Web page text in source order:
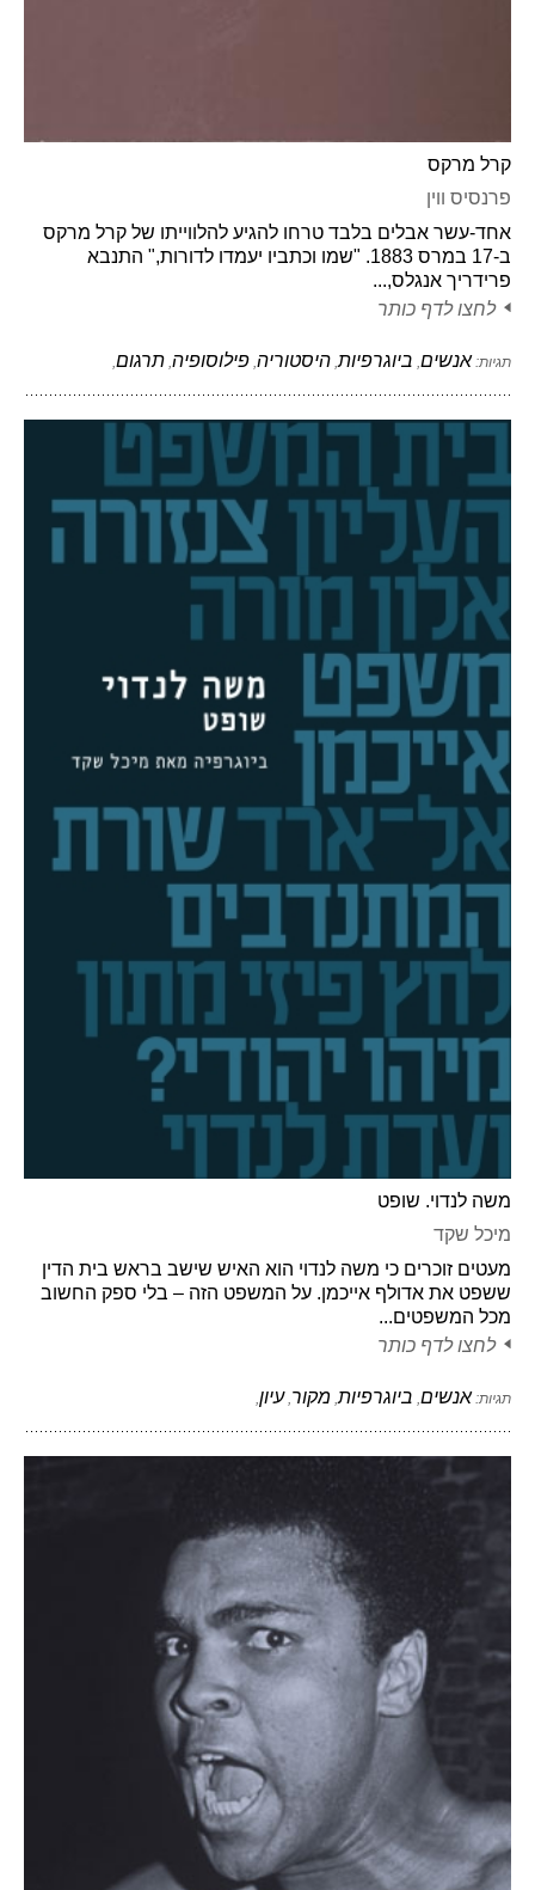
קרל מרקס
פרנסיס ווין
אחד-עשר אבלים בלבד טרחו להגיע להלווייתו של קרל מרקס
ב-17 במרס 1883. "שמו וכתביו יעמדו לדורות," התנבא
פרידריך אנגלס,...
לחצו לדף כותר
תגיות: אנשים, ביוגרפיות, היסטוריה, פילוסופיה, תרגום,
משה לנדוי. שופט
מיכל שקד
מעטים זוכרים כי משה לנדוי הוא האיש שישב בראש בית הדין
ששפט את אדולף אייכמן. על המשפט הזה – בלי ספק החשוב
מכל המשפטים...
לחצו לדף כותר
תגיות: אנשים, ביוגרפיות, מקור,עיון,